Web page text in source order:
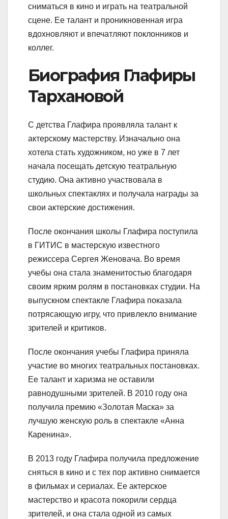
сниматься в кино и играть на театральной
сцене. Ее талант и проникновенная игра
вдохновляют и впечатляют поклонников и
коллег.
Биография Глафиры
Тархановой
С детства Глафира проявляла талант к
актерскому мастерству. Изначально она
хотела стать художником, но уже в 7 лет
начала посещать детскую театральную
студию. Она активно участвовала в
школьных спектаклях и получала награды за
свои актерские достижения.
После окончания школы Глафира поступила
в ГИТИС в мастерскую известного
режиссера Сергея Женовача. Во время
учебы она стала знаменитостью благодаря
своим ярким ролям в постановках студии. На
выпускном спектакле Глафира показала
потрясающую игру, что привлекло внимание
зрителей и критиков.
После окончания учебы Глафира приняла
участие во многих театральных постановках.
Ее талант и харизма не оставили
равнодушными зрителей. В 2010 году она
получила премию «Золотая Маска» за
лучшую женскую роль в спектакле «Анна
Каренина».
В 2013 году Глафира получила предложение
сняться в кино и с тех пор активно снимается
в фильмах и сериалах. Ее актерское
мастерство и красота покорили сердца
зрителей, и она стала одной из самых